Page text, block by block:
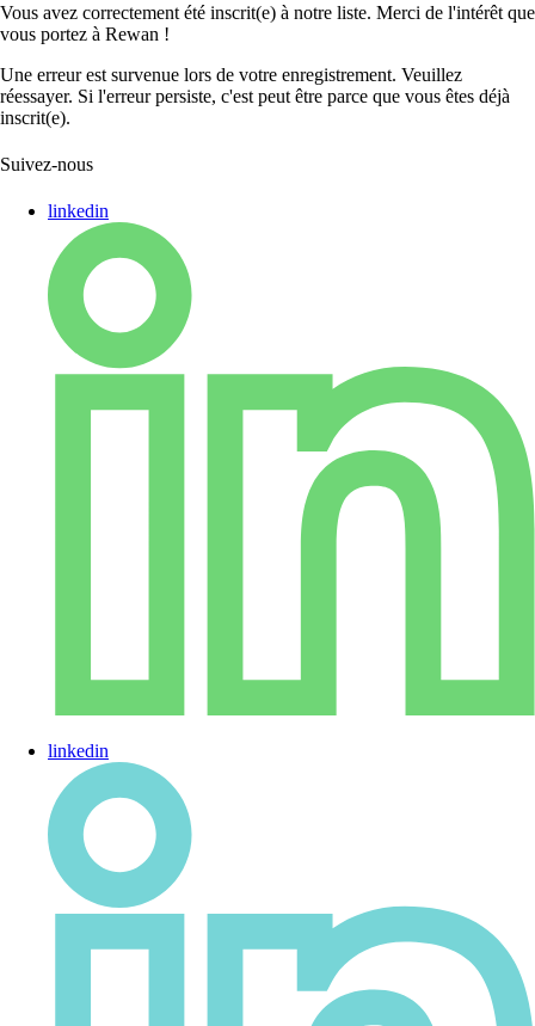
Vous avez correctement été inscrit(e) à notre liste. Merci de l'intérêt que
vous portez à Rewan !
Une erreur est survenue lors de votre enregistrement. Veuillez
réessayer. Si l'erreur persiste, c'est peut être parce que vous êtes déjà
inscrit(e).
Suivez-nous
linkedin
linkedin